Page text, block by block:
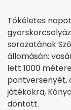
Tökéletes
sorozatának
állomásán:
lett 1000
pontversenyét,
játékokra,
döntött.